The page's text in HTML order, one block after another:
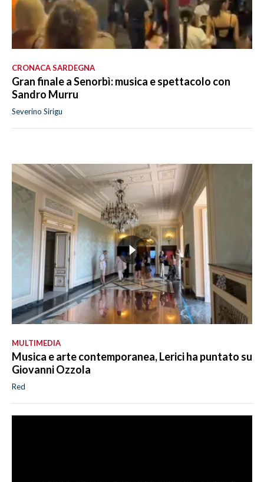
CRONACA SARDEGNA
Gran finale a Senorbì: musica e spettacolo con
Sandro Murru
Severino Sirigu
MULTIMEDIA
Musica e arte contemporanea, Lerici ha puntato su
Giovanni Ozzola
Red